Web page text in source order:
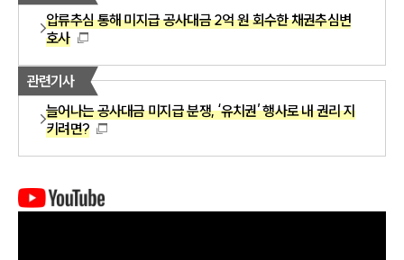
압류추심 통해 미지급 공사대금 2억 원 회수한 채권추심변
호사
관련기사
늘어나는 공사대금 미지급 분쟁, ‘유치권’ 행사로 내 권리 지
키려면?